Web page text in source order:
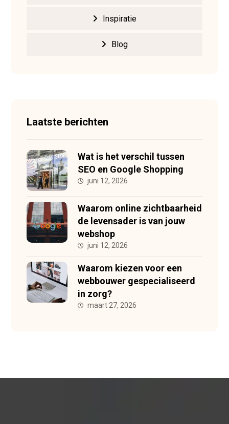
Inspiratie
Blog
Laatste berichten
Wat is het verschil tussen
SEO en Google Shopping
juni 12, 2026
Waarom online zichtbaarheid
de levensader is van jouw
webshop
juni 12, 2026
Waarom kiezen voor een
webbouwer gespecialiseerd
in zorg?
maart 27, 2026